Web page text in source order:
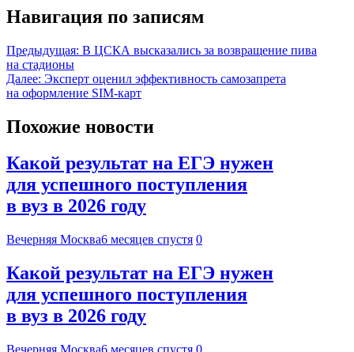
Навигация по записям
Предыдущая: В ЦСКА высказались за возвращение пива
на стадионы
Далее: Эксперт оценил эффективность самозапрета
на оформление SIM-карт
Похожие новости
Какой результат на ЕГЭ нужен
для успешного поступления
в вуз в 2026 году
Вечерняя Москва6 месяцев спустя 0
Какой результат на ЕГЭ нужен
для успешного поступления
в вуз в 2026 году